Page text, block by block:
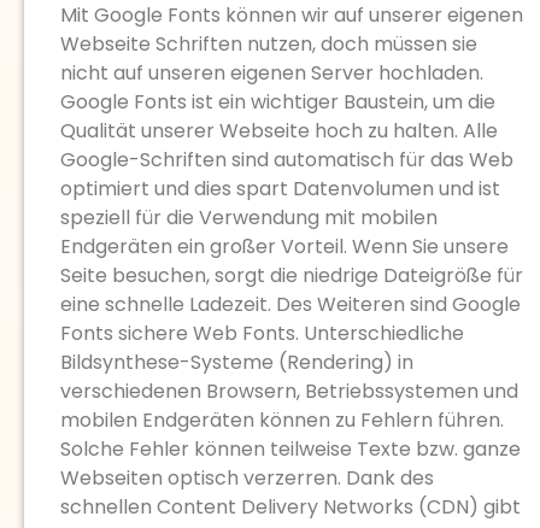
Mit Google Fonts können wir auf unserer eigenen
Webseite Schriften nutzen, doch müssen sie
nicht auf unseren eigenen Server hochladen.
Google Fonts ist ein wichtiger Baustein, um die
Qualität unserer Webseite hoch zu halten. Alle
Google-Schriften sind automatisch für das Web
optimiert und dies spart Datenvolumen und ist
speziell für die Verwendung mit mobilen
Endgeräten ein großer Vorteil. Wenn Sie unsere
Seite besuchen, sorgt die niedrige Dateigröße für
eine schnelle Ladezeit. Des Weiteren sind Google
Fonts sichere Web Fonts. Unterschiedliche
Bildsynthese-Systeme (Rendering) in
verschiedenen Browsern, Betriebssystemen und
mobilen Endgeräten können zu Fehlern führen.
Solche Fehler können teilweise Texte bzw. ganze
Webseiten optisch verzerren. Dank des
schnellen Content Delivery Networks (CDN) gibt